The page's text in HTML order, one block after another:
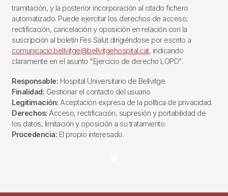
tramitación, y la posterior incorporación al citado fichero
automatizado. Puede ejercitar los derechos de acceso,
rectificación, cancelación y oposición en relación con la
suscripción al boletín Fes Salut dirigiéndose por escrito a
comunicacio.bellvitge@bellvitgehospital.cat, indicando
claramente en el asunto "Ejercicio de derecho LOPD".
Responsable: Hospital Universitario de Bellvitge.
Finalidad: Gestionar el contacto del usuario
Legitimación: Aceptación expresa de la política de privacidad.
Derechos: Acceso, rectificación, supresión y portabilidad de
los datos, limitación y oposición a su tratamiento.
Procedencia: El propio interesado.